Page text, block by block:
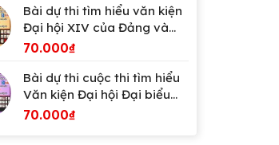
Bài dự thi tìm hiểu văn kiện
Đại hội XIV của Đảng và
Đại hội Đảng bộ tỉnh An
70.000₫
Bài dự thi cuộc thi tìm hiểu
Văn kiện Đại hội Đại biểu
lần thứ XIV của Đảng
70.000₫